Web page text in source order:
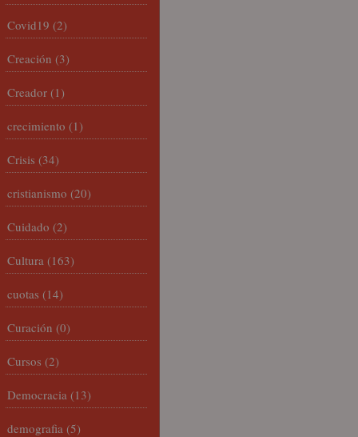
Covid19 (2)
Creación (3)
Creador (1)
crecimiento (1)
Crisis (34)
cristianismo (20)
Cuidado (2)
Cultura (163)
cuotas (14)
Curación (0)
Cursos (2)
Democracia (13)
demografia (5)